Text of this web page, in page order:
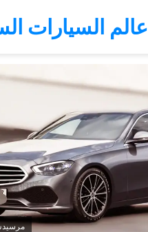
عالم السيارات